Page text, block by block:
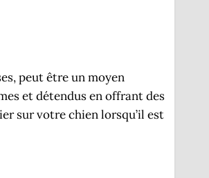
peut être un moyen
et détendus en offrant des
sur votre chien lorsqu’il est